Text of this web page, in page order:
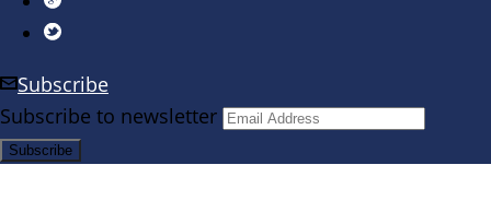
Subscribe
Subscribe to newsletter